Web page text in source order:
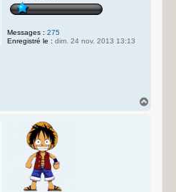
Messages : 275
Enregistré le : dim. 24 nov. 2013 13:13